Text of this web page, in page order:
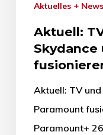
Aktuelles + News
Aktuell:
Skydance
Aktuell: TV
Paramount
Paramount+